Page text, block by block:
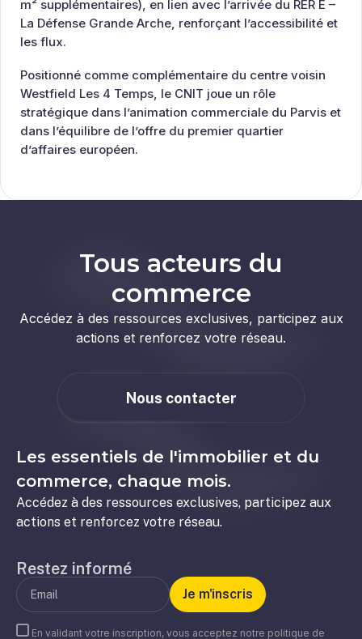
m² supplémentaires), en lien avec l’arrivée du RER E –
La Défense Grande Arche, renforçant l’accessibilité et
les flux.
Positionné comme complémentaire du centre voisin
Westfield Les 4 Temps, le CNIT joue un rôle
stratégique dans l’animation commerciale du Parvis et
dans l’équilibre de l’offre du premier quartier
d’affaires européen.
Tous acteurs du
commerce
Accédez à des ressources exclusives, participez aux
actions et renforcez votre réseau.
Nous contacter
Les essentiels de l'immobilier et du
commerce, chaque mois.
Accédez à des ressources exclusives, participez aux
actions et renforcez votre réseau.
Restez informé
En validant votre inscription, vous acceptez notre politique de